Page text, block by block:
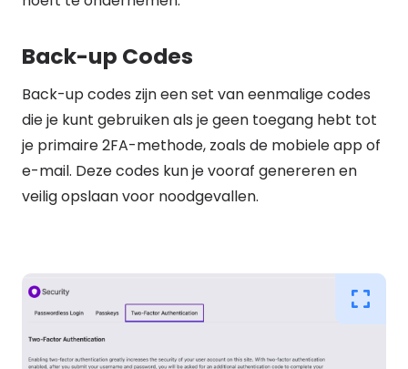
Back-up Codes
Back-up codes zijn een set van eenmalige codes
die je kunt gebruiken als je geen toegang hebt tot
je primaire 2FA-methode, zoals de mobiele app of
e-mail. Deze codes kun je vooraf genereren en
veilig opslaan voor noodgevallen.